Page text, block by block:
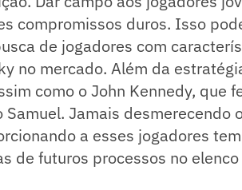
compromissos duros. Isso
de jogadores com
no mercado. Além da
como o John Kennedy, que
Samuel. Jamais desmerecendo
a esses jogadores
de futuros processos no